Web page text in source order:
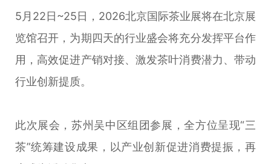
5月22日~25日，2026北京国际茶业展将在北京展
览馆召开，为期四天的行业盛会将充分发挥平台作
用，高效促进产销对接、激发茶叶消费潜力、带动
行业创新提质。
此次展会，苏州吴中区组团参展，全方位呈现“三
茶”统筹建设成果，以产业创新促进消费提振，再